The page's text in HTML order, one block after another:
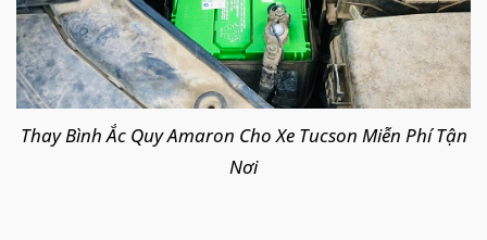
Thay Bình Ắc Quy Amaron Cho Xe Tucson Miễn Phí Tận
Nơi